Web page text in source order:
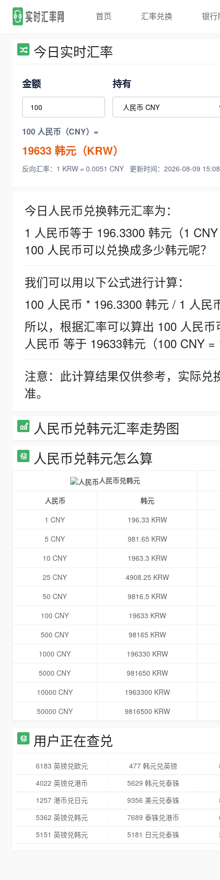
首页 汇率兑换 银行
今日实时汇率
金额 持有
100 人民币（CNY）=
19633韩元（KRW）
反向汇率：1 KRW = 0.0051 CNY 更新时间：2026-08-09
今日人民币兑换韩元汇率为：
1 人民币等于 196.3300 韩元（1
100 人民币可以兑换成多少韩元呢？
我们可以用以下公式进行计算：
100 人民币 * 196.3300 韩元 / 1 人民
所以，根据汇率可以算出 100 人民
人民币 等于 19633韩元（100 CNY =
注意：此计算结果仅供参考，实际
准。
人民币兑韩元汇率走势图
人民币兑韩元怎么算
人民币兑韩元
人民币
韩元
1 CNY
196.33 KRW
5 CNY
981.65 KRW
10 CNY
1963.3 KRW
25 CNY
4908.25 KRW
50 CNY
9816.5 KRW
100 CNY
19633 KRW
500 CNY
98165 KRW
1000 CNY
196330 KRW
5000 CNY
981650 KRW
10000 CNY
1963300 KRW
50000 CNY
9816500 KRW
用户正在查兑
6183 英镑兑欧元 477 韩元兑英镑
4022 英镑兑港币
5629 韩元兑泰铢
1257 港币兑日元
9356 美元兑泰铢
5362 英镑兑韩元
7689 泰铢兑港币
5151 英镑兑韩元
5181 日元兑泰铢